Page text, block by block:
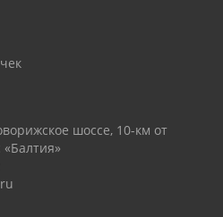
шоссе, 10-км от